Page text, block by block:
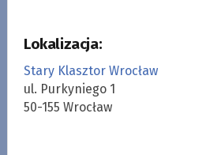
Lokalizacja:
Stary Klasztor Wrocław
ul. Purkyniego 1
50-155 Wrocław